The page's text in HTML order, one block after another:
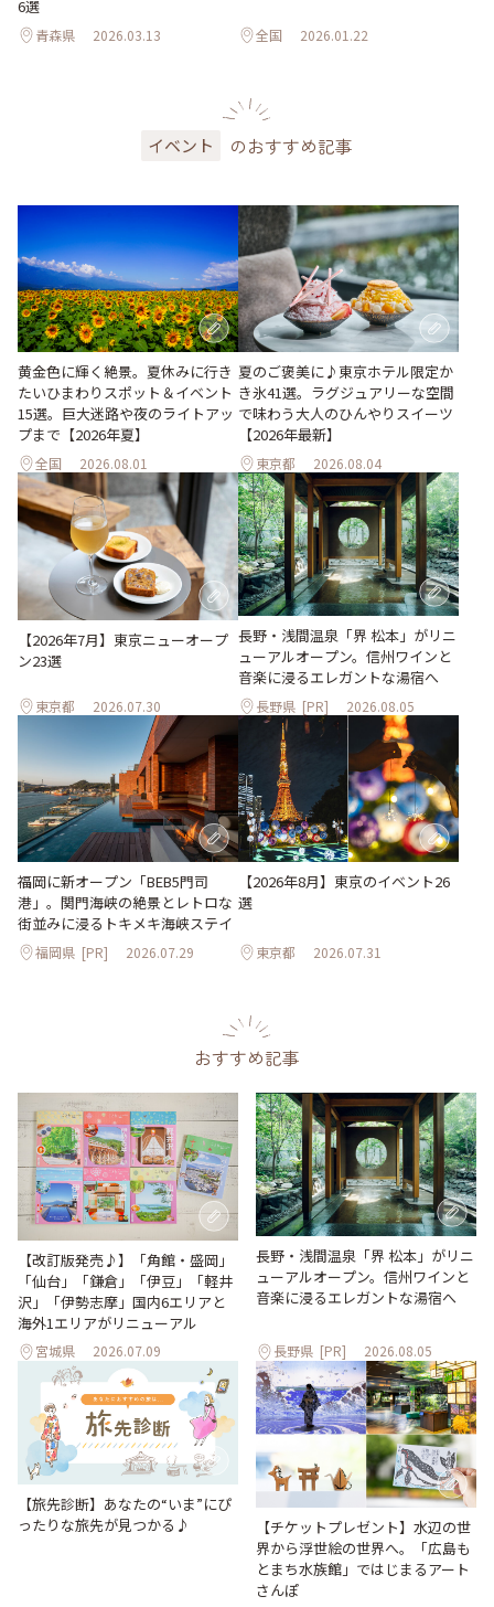
6選
青森県 2026.03.13 全国 2026.01.22
イベント のおすすめ記事
黄金色に輝く絶景。夏休みに行き
たいひまわりスポット＆イベント
15選。巨大迷路や夜のライトアッ
プまで【2026年夏】
全国 2026.08.01
夏のご褒美に♪東京ホテル限定か
き氷41選。ラグジュアリーな空間
で味わう大人のひんやりスイーツ
【2026年最新】
東京都 2026.08.04
【2026年7月】東京ニューオープ
ン23選
東京都 2026.07.30
長野・浅間温泉「界 松本」がリニ
ューアルオープン。信州ワインと
音楽に浸るエレガントな湯宿へ
長野県 [PR] 2026.08.05
福岡に新オープン「BEB5門司
港」。関門海峡の絶景とレトロな
街並みに浸るトキメキ海峡ステイ
福岡県 [PR] 2026.07.29
【2026年8月】東京のイベント26
選
東京都 2026.07.31
おすすめ記事
【改訂版発売♪】「角館・盛岡」
「仙台」「鎌倉」「伊豆」「軽井
沢」「伊勢志摩」国内6エリアと
海外1エリアがリニューアル
宮城県 2026.07.09
長野・浅間温泉「界 松本」がリニ
ューアルオープン。信州ワインと
音楽に浸るエレガントな湯宿へ
長野県 [PR] 2026.08.05
【旅先診断】あなたの“いま”にぴ
ったりな旅先が見つかる♪
【チケットプレゼント】水辺の世
界から浮世絵の世界へ。「広島も
とまち水族館」ではじまるアート
さんぽ